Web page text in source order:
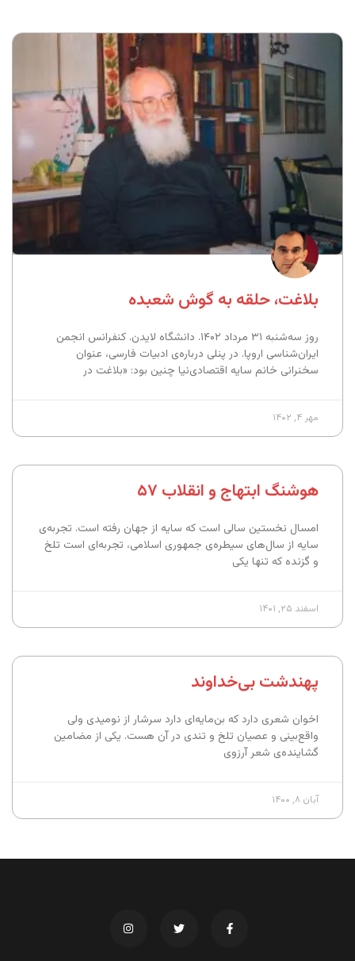
بلاغت، حلقه به گوش شعبده
روز سه‌شنبه ۳۱ مرداد ۱۴۰۲. دانشگاه لایدن. کنفرانس انجمن
ایران‌شناسی اروپا. در پنلی درباره‌ی ادبیات فارسی، عنوان
سخنرانی خانم سایه اقتصادی‌نیا چنین بود: «بلاغت در
مهر ۴, ۱۴۰۲
هوشنگ ابتهاج و انقلاب ۵۷
امسال نخستین سالی است که سایه از جهان رفته است. تجربه‌ی
سایه از سال‌های سیطره‌ی جمهوری اسلامی، تجربه‌ای است تلخ
و گزنده که تنها یکی
اسفند ۲۵, ۱۴۰۱
پهندشت بی‌خداوند
اخوان شعری دارد که بن‌مایه‌ای دارد سرشار از نومیدی ولی
واقع‌بینی و عصیان تلخ و تندی در آن هست. یکی از مضامین
گشاینده‌ی شعر آرزوی
آبان ۸, ۱۴۰۰